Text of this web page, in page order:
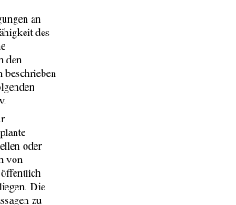
an
des
den
beschrieben
oder
von
Die
zu